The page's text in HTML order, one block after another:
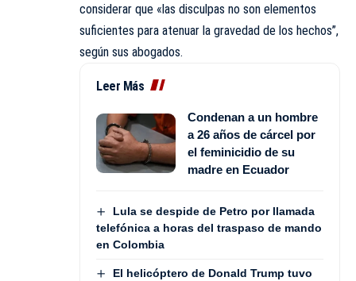
considerar que «las disculpas no son elementos
suficientes para atenuar la gravedad de los hechos”,
según sus abogados.
Leer Más
Condenan a un hombre
a 26 años de cárcel por
el feminicidio de su
madre en Ecuador
Lula se despide de Petro por llamada
telefónica a horas del traspaso de mando
en Colombia
El helicóptero de Donald Trump tuvo